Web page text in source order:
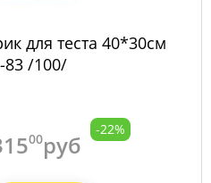
для теста 40*30см
83 /100/
00руб
-22%